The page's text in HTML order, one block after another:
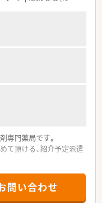
専門薬局です。
て頂ける、紹介予定派遣
問い合わせ